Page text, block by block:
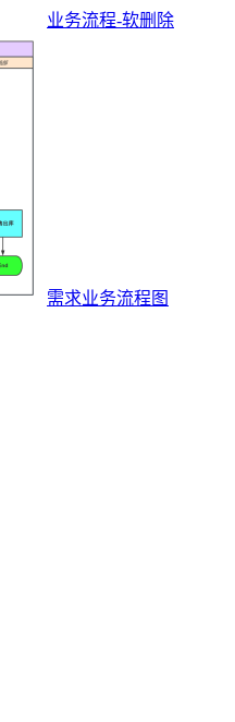
业务流程-软删除
需求业务流程图